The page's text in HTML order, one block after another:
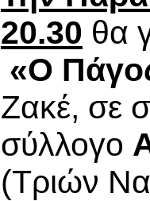
20.30 θα
«Ο
Ζακέ, σε
σύλλογο
(Τριών